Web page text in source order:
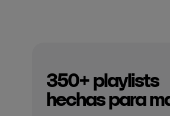
350+ playlists
hechas para